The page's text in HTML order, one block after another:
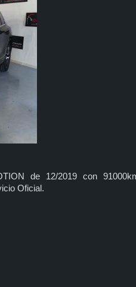
de 12/2019 con
Oficial.